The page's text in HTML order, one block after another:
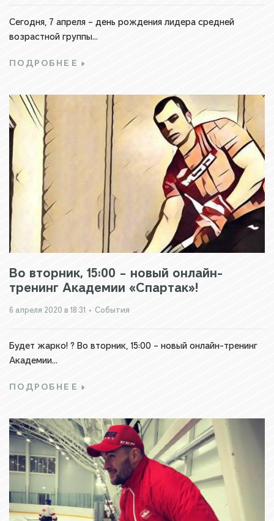
Сегодня, 7 апреля – день рождения лидера средней
возрастной группы...
ПОДРОБНЕЕ
Во вторник, 15:00 – новый онлайн-
тренинг Академии «Спартак»!
6 апреля 2020 в 18:31 • События
Будет жарко! ? Во вторник, 15:00 – новый онлайн-тренинг
Академии...
ПОДРОБНЕЕ